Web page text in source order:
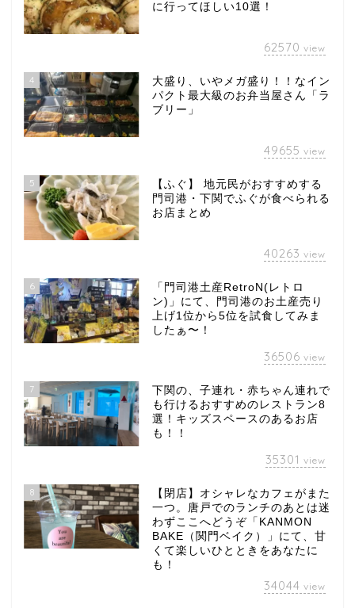
に行ってほしい10選！
62570 view
4
大盛り、いやメガ盛り！！なイン
パクト最大級のお弁当屋さん「ラ
ブリー」
49655 view
5
【ふぐ】 地元民がおすすめする
門司港・下関でふぐが食べられる
お店まとめ
40263 view
6
「門司港土産RetroN(レトロ
ン)」にて、門司港のお土産売り
上げ1位から5位を試食してみま
したぁ〜！
36506 view
7
下関の、子連れ・赤ちゃん連れで
も行けるおすすめのレストラン8
選！キッズスペースのあるお店
も！！
35301 view
8
【閉店】オシャレなカフェがまた
一つ。唐戸でのランチのあとは迷
わずここへどうぞ「KANMON
BAKE（関門ベイク）」にて、甘
くて楽しいひとときをあなたに
も！
34044 view